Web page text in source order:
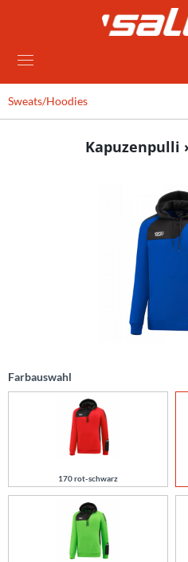
Sweats/Hoodies
Kapuzenpulli
Farbauswahl
170 rot-schwarz